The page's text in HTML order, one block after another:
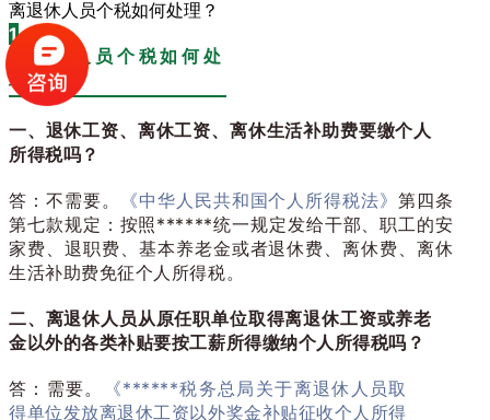
离退休人员个税如何处理？
1
离退休人员个税如何处
理？
一、 退休工资、离休工资、离休生活补助费要缴个人
所得税吗？
答：不需要。 《中华人民共和国个人所得税法》第四条
第七款规定：按照******统一规定发给干部、职工的安
家费、退职费、基本养老金或者退休费、离休费、离休
生活补助费免征个人所得税。
二、 离退休人员从原任职单位取得离退休工资或养老
金以外的各类补贴要按工薪所得缴纳个人所得税吗？
答：需要。
《******税务总局关于离退休人员取
得单位发放离退休工资以外奖金补贴征收个人所得